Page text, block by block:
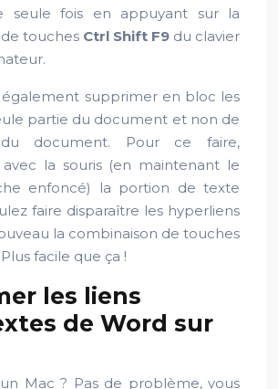
seule fois en appuyant sur la
touches Ctrl Shift F9 du clavier
également supprimer en bloc les
partie du document et non de
du document. Pour ce faire,
avec la souris (en maintenant le
enfoncé) la portion de texte
faire disparaître les hyperliens
la combinaison de touches
Plus facile que ça !
les liens
de Word sur
un Mac ? Pas de problème, vous